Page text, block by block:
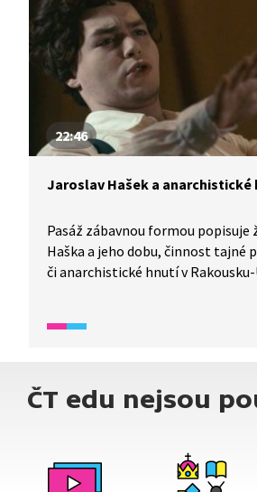
císařství. Konce války se
Rakousko válku prohrálo a říše se
na menší státy.
22:46
Jaroslav Hašek a anarchistické
Pasáž zábavnou formou popisuje
Haška a jeho dobu, činnost tajné
či anarchistické hnutí v Rakousku-
ČT edu nejsou